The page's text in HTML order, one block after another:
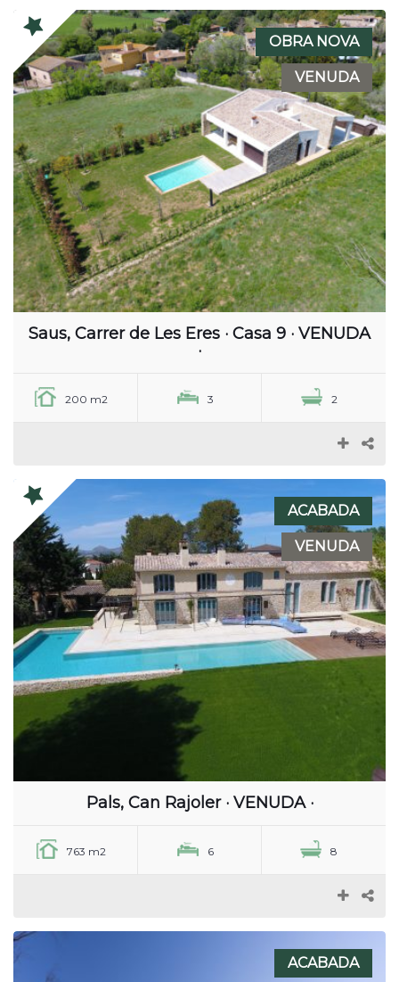
OBRA NOVA
VENUDA
Saus, Carrer de Les Eres · Casa 9 · VENUDA
·
200 m2 3 2
ACABADA
VENUDA
Pals, Can Rajoler · VENUDA ·
763 m2 6 8
ACABADA